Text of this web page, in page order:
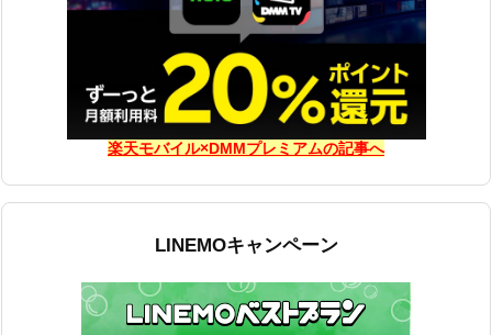
楽天モバイル×DMMプレミアムの記事へ
LINEMOキャンペーン